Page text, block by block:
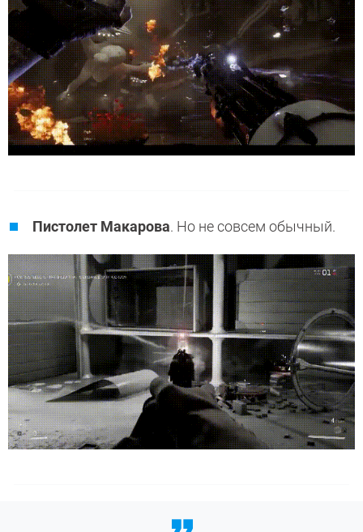
Пистолет Макарова. Но не совсем обычный.